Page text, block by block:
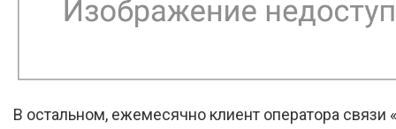
В остальном, ежемесячно клиент оператора связи